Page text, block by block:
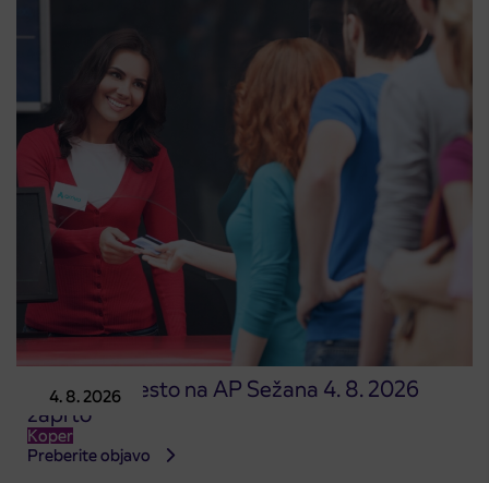
4. 8. 2026
Prodajno mesto na AP Sežana 4. 8. 2026
zaprto
Koper
Preberite objavo